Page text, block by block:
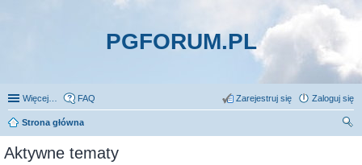
PGFORUM.PL
Więcej… FAQ Zaloguj się
Zarejestruj się
Strona główna
Aktywne tematy